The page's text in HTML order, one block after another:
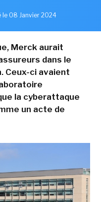
le 08 Janvier 2024
Merck aurait
dans le
Ceux-ci avaient
la cyberattaque
un acte de